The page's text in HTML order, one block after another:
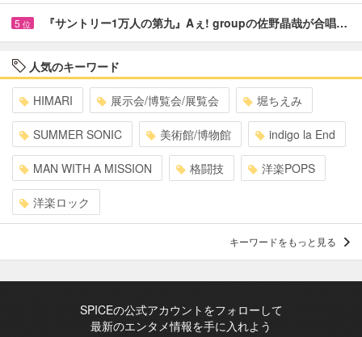
5 位 『サントリー1万人の第九』Aぇ! groupの佐野晶哉が合唱…
人気のキーワード
HIMARI 展示会/博覧会/展覧会 堀ちえみ
SUMMER SONIC 美術館/博物館 indigo la End
MAN WITH A MISSION 格闘技 洋楽POPS
洋楽ロック
キーワードをもっと見る
SPICEの公式アカウントをフォローして
最新のエンタメ情報を手に入れよう